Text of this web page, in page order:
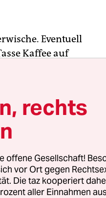
Eventuell
Kaffee auf
ist auf der
bedeuten,
ob Sie
auf
ist alle.
rechts
offene Gesellschaft!
vor Ort gegen
Die taz kooperiert
aller Einnahmen